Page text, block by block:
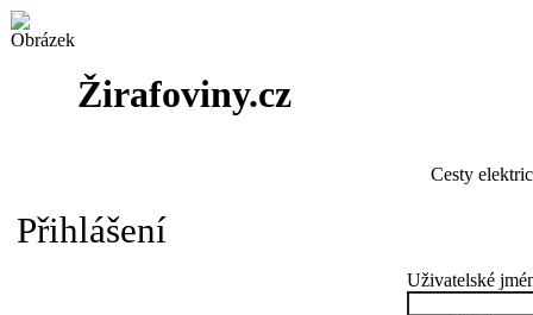
Žirafoviny.cz
Cesty
Přihlášení
Uživatelské